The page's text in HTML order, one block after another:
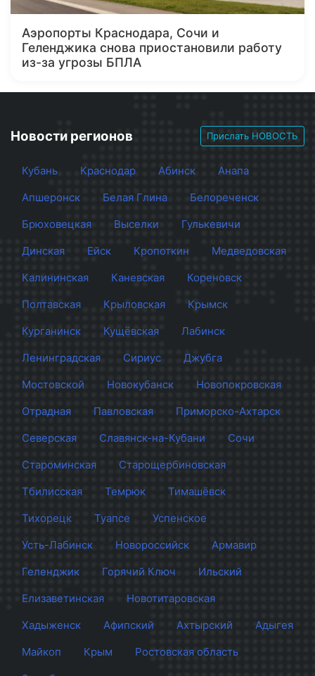
Аэропорты Краснодара, Сочи и
Геленджика снова приостановили работу
из-за угрозы БПЛА
Новости регионов Прислать НОВОСТЬ
Кубань Краснодар Абинск
Анапа
Апшеронск
Белая Глина
Белореченск
Брюховецкая
Выселки
Гулькевичи
Динская
Ейск Кропоткин
Медведовская
Калининская
Каневская
Кореновск
Полтавская
Крыловская
Крымск
Курганинск
Кущёвская
Лабинск
Ленинградская
Сириус
Джубга
Мостовской
Новокубанск
Новопокровская
Отрадная
Павловская
Приморско-Ахтарск
Северская
Славянск-на-Кубани
Сочи
Староминская
Старощербиновская
Тбилисская
Темрюк
Тимашёвск
Тихорецк
Туапсе
Успенское
Усть-Лабинск
Новороссийск
Армавир
Геленджик
Горячий Ключ
Ильский
Елизаветинская
Новотитаровская
Хадыженск
Афипский Ахтырский
Адыгея
Майкоп
Крым
Ростовская область